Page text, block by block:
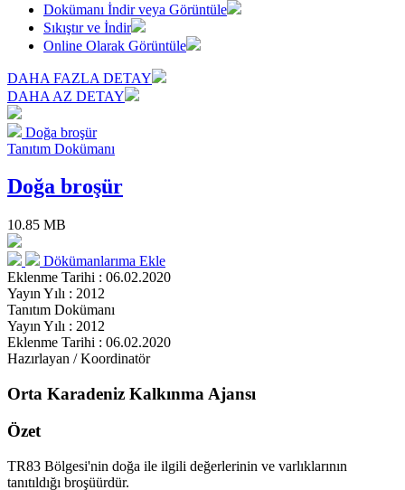
Dokümanı İndir veya Görüntüle
Sıkıştır ve İndir
Online Olarak Görüntüle
DAHA FAZLA DETAY
DAHA AZ DETAY
Doğa broşür
Tanıtım Dokümanı
Doğa broşür
10.85 MB
Dökümanlarıma Ekle
Eklenme Tarihi : 06.02.2020
Yayın Yılı : 2012
Tanıtım Dokümanı
Yayın Yılı : 2012
Eklenme Tarihi : 06.02.2020
Hazırlayan / Koordinatör
Orta Karadeniz Kalkınma Ajansı
Özet
TR83 Bölgesi'nin doğa ile ilgili değerlerinin ve varlıklarının
tanıtıldığı broşüürdür.